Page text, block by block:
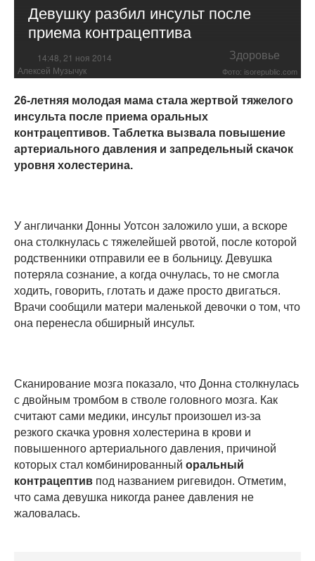
Девушку разбил инсульт после
приема контрацептива
14:48, 21 ноя 2014 Здоровье
Алексей Музычук Фото: isorepublic.com
26-летняя молодая мама стала жертвой тяжелого
инсульта после приема оральных
контрацептивов. Таблетка вызвала повышение
артериального давления и запредельный скачок
уровня холестерина.
У англичанки Донны Уотсон заложило уши, а вскоре
она столкнулась с тяжелейшей рвотой, после которой
родственники отправили ее в больницу. Девушка
потеряла сознание, а когда очнулась, то не смогла
ходить, говорить, глотать и даже просто двигаться.
Врачи сообщили матери маленькой девочки о том, что
она перенесла обширный инсульт.
Сканирование мозга показало, что Донна столкнулась
с двойным тромбом в стволе головного мозга. Как
считают сами медики, инсульт произошел из-за
резкого скачка уровня холестерина в крови и
повышенного артериального давления, причиной
которых стал комбинированный оральный
контрацептив под названием ригевидон. Отметим,
что сама девушка никогда ранее давления не
жаловалась.